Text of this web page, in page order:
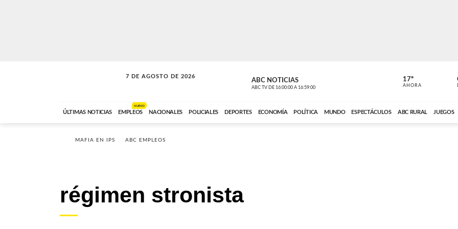
7 DE AGOSTO DE 2026
VITAMINAS ABC NOTICIAS
ABC TV DE 16:00:00 A 16:59:00
ANCHO
ABC CARDINAL
17º
AHORA
ÚLTIMAS NOTICIAS EMPLEOS
NUEVO
NACIONALES POLICIALES DEPORTES ECONOMÍA POLÍTICA MUNDO ESPECTÁCULOS ABC RURAL JUEGOS
MAFIA EN IPS ABC EMPLEOS
régimen stronista